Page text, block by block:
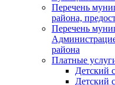
Перечень
района,
Перечень
района
Платные
Детский
Детский